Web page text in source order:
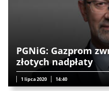
PGNiG: Gazprom
złotych nadpłaty
1 lipca 2020 14:40